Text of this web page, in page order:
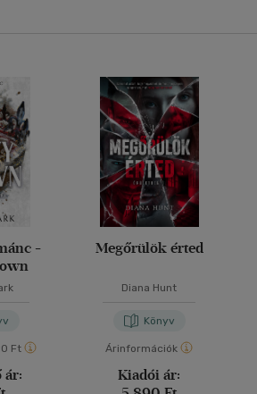
-
Ft
ár:
Megőrülök érted
Diana Hunt
Könyv
Árinformációk
Kiadói ár: